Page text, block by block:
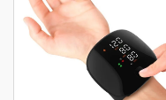
diagnostico per diabete